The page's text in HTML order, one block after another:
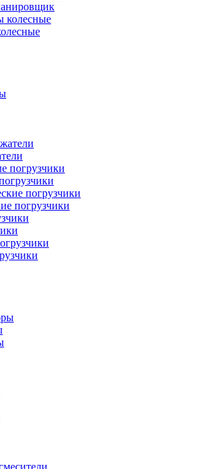
погрузчики